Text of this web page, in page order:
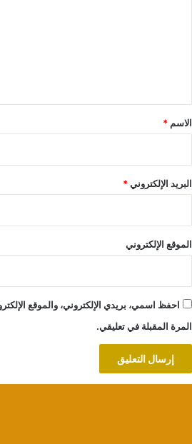
*
الاسم *
البريد الإلكتروني*
الموقع الإلكتروني
احفظ اسمي، بريدي الإلكتروني، والموقع
المرة المقبلة في تعليقي.